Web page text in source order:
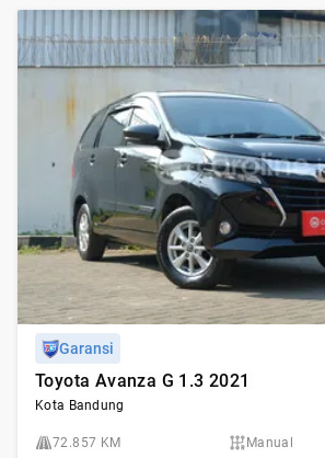
Garansi
Toyota Avanza G 1.3 2021
Kota Bandung
72.857 KM Manual